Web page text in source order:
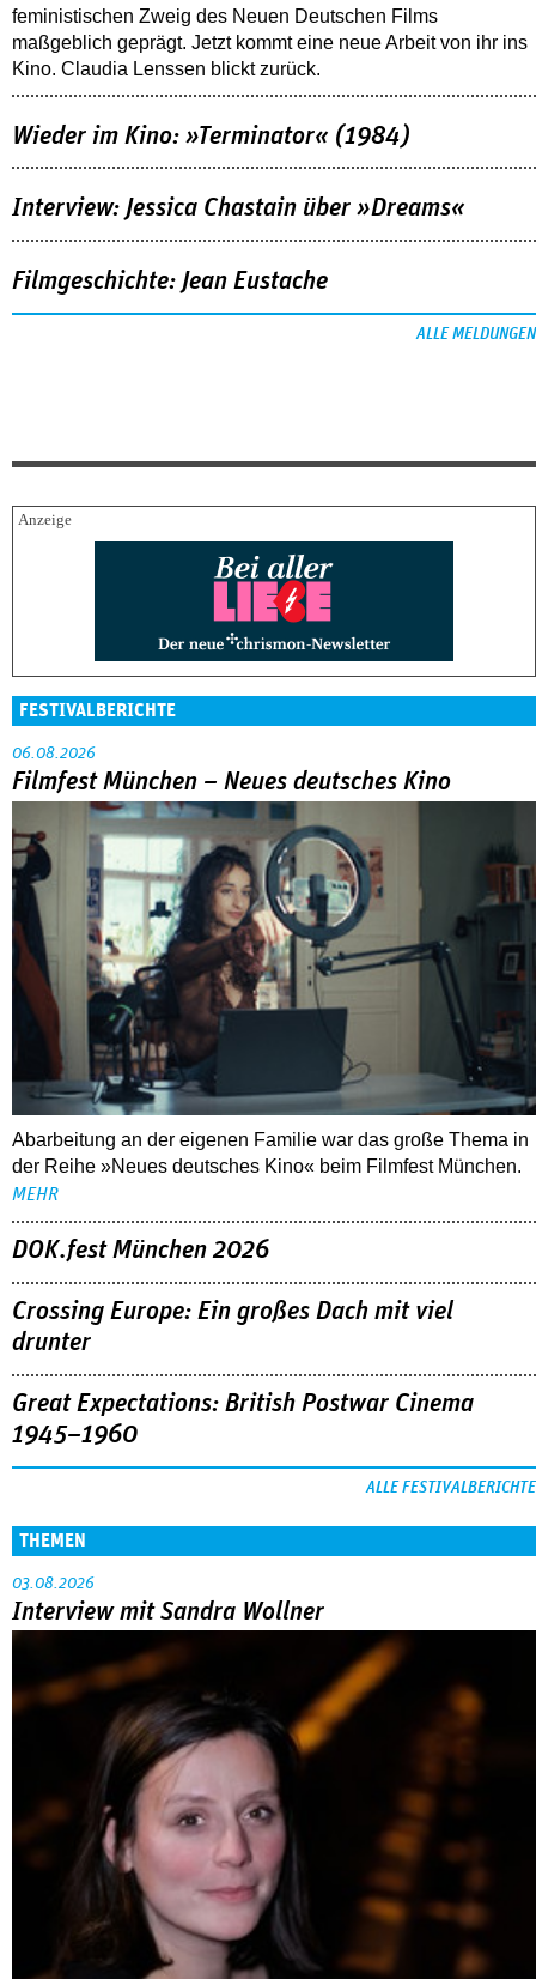
feministischen Zweig des Neuen Deutschen Films
maßgeblich geprägt. Jetzt kommt eine neue Arbeit von ihr ins
Kino. Claudia Lenssen blickt zurück.
Wieder im Kino: »Terminator« (1984)
Interview: Jessica Chastain über »Dreams«
Filmgeschichte: Jean Eustache
ALLE MELDUNGEN
FESTIVALBERICHTE
06.08.2026
Filmfest München – Neues deutsches Kino
Abarbeitung an der eigenen Familie war das große Thema in
der Reihe »Neues deutsches Kino« beim Filmfest München.
MEHR
DOK.fest München 2026
Crossing Europe: Ein großes Dach mit viel
drunter
Great Expectations: British Postwar Cinema
1945–1960
ALLE FESTIVALBERICHTE
THEMEN
03.08.2026
Interview mit Sandra Wollner